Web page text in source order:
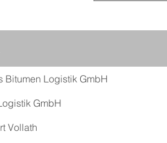
Bitumen Logistik GmbH
GmbH
Vollath